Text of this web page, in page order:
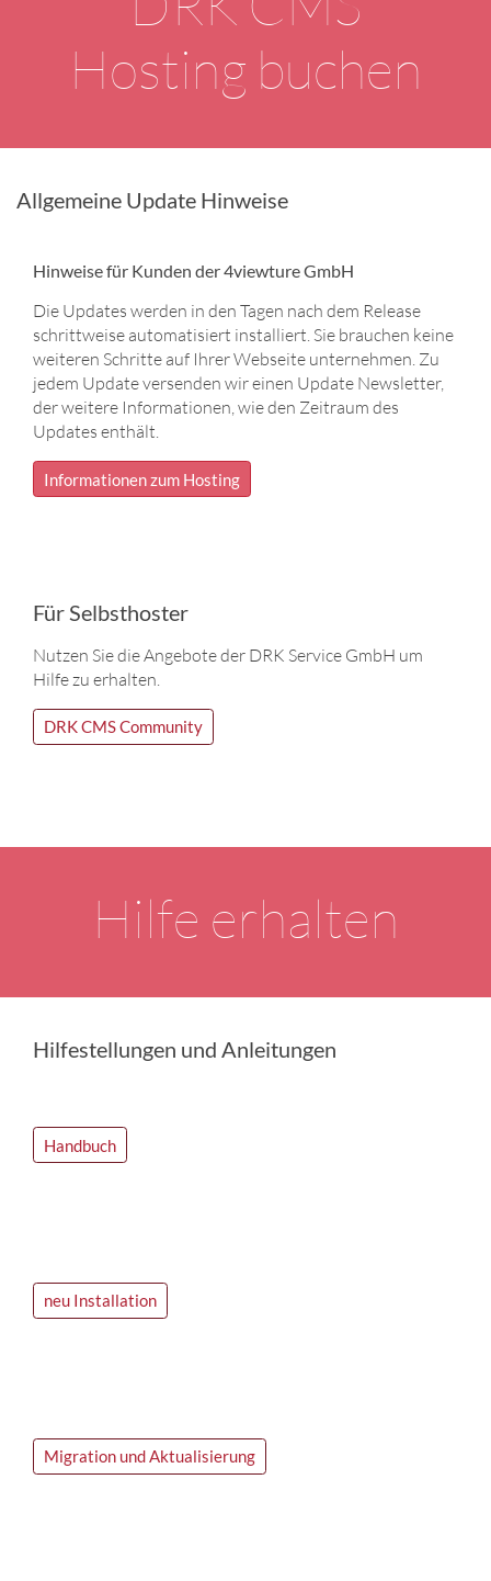
Hosting buchen
Allgemeine Update Hinweise
Hinweise für Kunden der 4viewture GmbH
Die Updates werden in den Tagen nach dem Release
schrittweise automatisiert installiert. Sie brauchen keine
weiteren Schritte auf Ihrer Webseite unternehmen. Zu
jedem Update versenden wir einen Update Newsletter,
der weitere Informationen, wie den Zeitraum des
Updates enthält.
Informationen zum Hosting
Für Selbsthoster
Nutzen Sie die Angebote der DRK Service GmbH um
Hilfe zu erhalten.
DRK CMS Community
Hilfe erhalten
Hilfestellungen und Anleitungen
Handbuch
neu Installation
Migration und Aktualisierung